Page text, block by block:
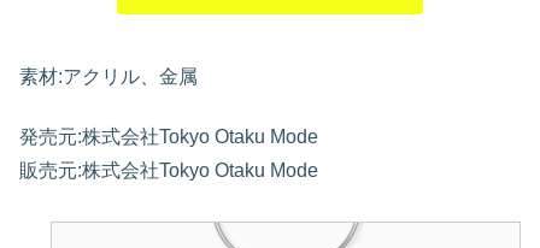
素材:アクリル、金属
発売元:株式会社Tokyo Otaku Mode
販売元:株式会社Tokyo Otaku Mode